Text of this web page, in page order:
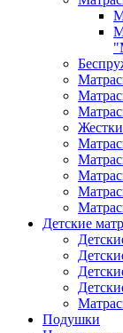
Детские
Подушки